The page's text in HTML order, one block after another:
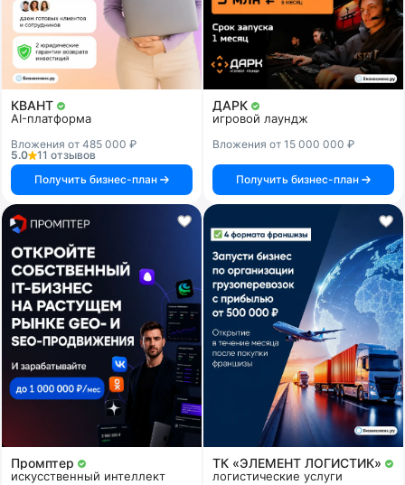
КВАНТ
AI-платформа
Вложения от 485 000 ₽
5.0
11 отзывов
Получить бизнес-план
ДАРК
игровой лаундж
Вложения от 15 000 000 ₽
Получить бизнес-план
Промптер
искусственный интеллект
ТК «ЭЛЕМЕНТ ЛОГИСТИК»
логистические услуги